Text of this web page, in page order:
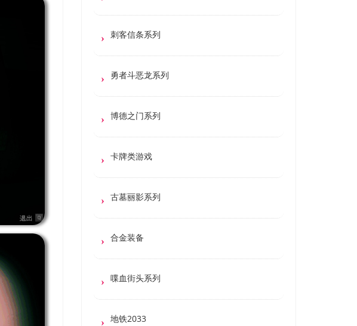
刺客信条系列
勇者斗恶龙系列
博德之门系列
卡牌类游戏
古墓丽影系列
合金装备
喋血街头系列
地铁2033